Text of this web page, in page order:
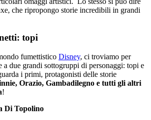
che ripropongo storie incredibili in grandi
topi
fumettistico Disney, ci troviamo per
a due grandi sottogruppi di personaggi: topi e
i primi, protagonisti delle storie
Orazio, Gambadilegno e tutti gli altri
!
Di Topolino